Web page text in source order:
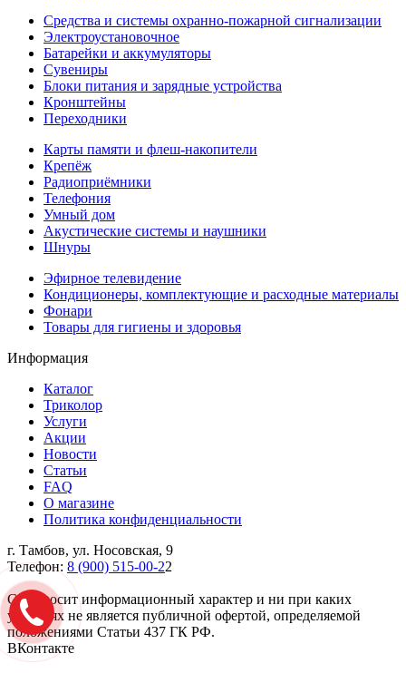
Средства и системы охранно-пожарной сигнализации
Электроустановочное
Батарейки и аккумуляторы
Сувениры
Блоки питания и зарядные устройства
Кронштейны
Переходники
Карты памяти и флеш-накопители
Крепёж
Радиоприёмники
Телефония
Умный дом
Акустические системы и наушники
Шнуры
Эфирное телевидение
Кондиционеры, комплектующие и расходные материалы
Фонари
Товары для гигиены и здоровья
Информация
Каталог
Триколор
Услуги
Акции
Новости
Статьи
FAQ
О магазине
Политика конфиденциальности
г. Тамбов, ул. Носовская, 9
Телефон: 8 (900) 515-00-22
Cайт носит информационный характер и ни при каких
условиях не является публичной офертой, определяемой
положениями Статьи 437 ГК РФ.
ВКонтакте